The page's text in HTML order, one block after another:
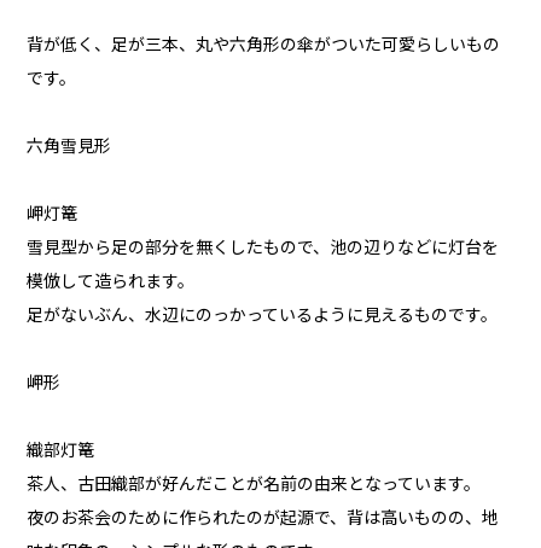
背が低く、足が三本、丸や六角形の傘がついた可愛らしいもの
です。
六角雪見形
岬灯篭
雪見型から足の部分を無くしたもので、池の辺りなどに灯台を
模倣して造られます。
足がないぶん、水辺にのっかっているように見えるものです。
岬形
織部灯篭
茶人、古田織部が好んだことが名前の由来となっています。
夜のお茶会のために作られたのが起源で、背は高いものの、地